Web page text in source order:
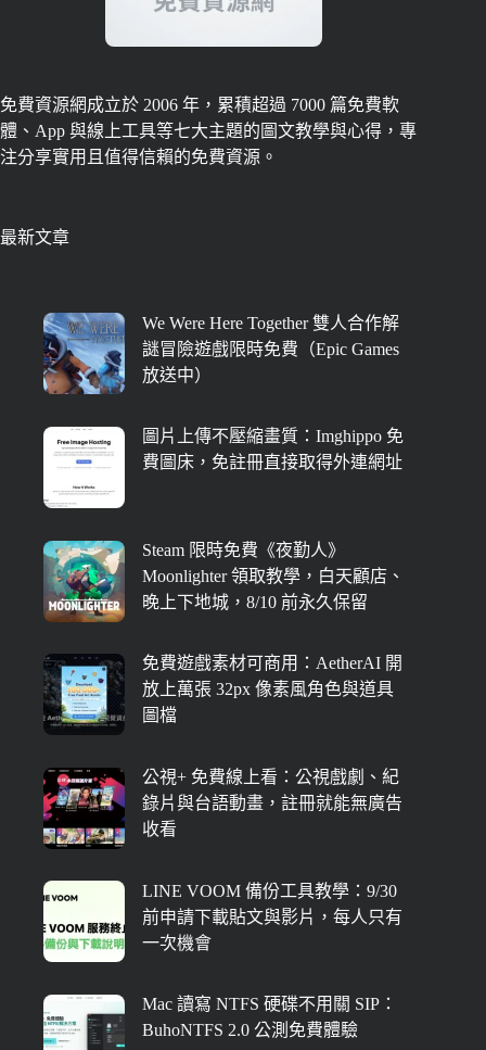
免費資源網成立於 2006 年，累積超過 7000 篇免費軟
體、App 與線上工具等七大主題的圖文教學與心得，專
注分享實用且值得信賴的免費資源。
最新文章
We Were Here Together 雙人合作解
謎冒險遊戲限時免費（Epic Games
放送中）
圖片上傳不壓縮畫質：Imghippo 免
費圖床，免註冊直接取得外連網址
Steam 限時免費《夜勤人》
Moonlighter 領取教學，白天顧店、
晚上下地城，8/10 前永久保留
免費遊戲素材可商用：AetherAI 開
放上萬張 32px 像素風角色與道具
圖檔
公視+ 免費線上看：公視戲劇、紀
錄片與台語動畫，註冊就能無廣告
收看
LINE VOOM 備份工具教學：9/30
前申請下載貼文與影片，每人只有
一次機會
Mac 讀寫 NTFS 硬碟不用關 SIP：
BuhoNTFS 2.0 公測免費體驗